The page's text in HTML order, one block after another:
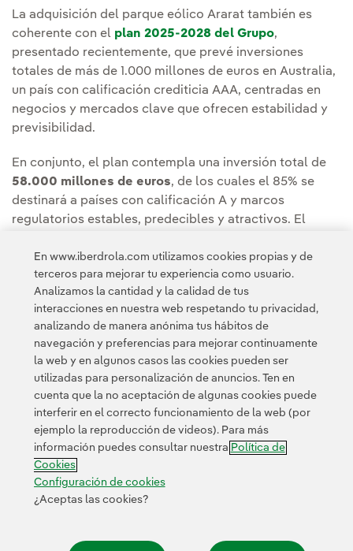
La adquisición del parque eólico Ararat también es
coherente con el plan 2025-2028 del Grupo,
presentado recientemente, que prevé inversiones
totales de más de 1.000 millones de euros en Australia,
un país con calificación crediticia AAA, centradas en
negocios y mercados clave que ofrecen estabilidad y
previsibilidad.
En conjunto, el plan contempla una inversión total de
58.000 millones de euros, de los cuales el 85% se
destinará a países con calificación A y marcos
regulatorios estables, predecibles y atractivos. El
20.000 millones de euros, seguido de Estados Unidos,
con 16.000 millones, la Península Ibérica, con 9.000
millones, Brasil, con 7.000 millones, y otros países de la
UE y Australia, con 5.000 millones.
Contacta Clientes Política de Privacidad Información legal
Transparencia en el uso de la IA
Configuración de cookies Accesibilidad
En www.iberdrola.com utilizamos cookies propias y de
terceros para mejorar tu experiencia como usuario.
Analizamos la cantidad y la calidad de tus
interacciones en nuestra web respetando tu privacidad,
analizando de manera anónima tus hábitos de
navegación y preferencias para mejorar continuamente
la web y en algunos casos las cookies pueden ser
utilizadas para personalización de anuncios. Ten en
cuenta que la no aceptación de algunas cookies puede
interferir en el correcto funcionamiento de la web (por
ejemplo la reproducción de videos). Para más
información puedes consultar nuestra Política de
Cookies
Configuración de cookies
¿Aceptas las cookies?